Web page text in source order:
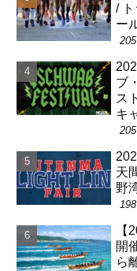
/
ー
ブ
ス
キ
天
野
開
ら